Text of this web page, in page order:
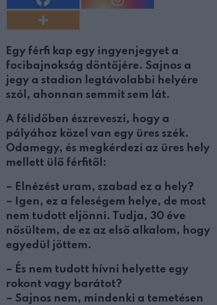
Egy férfi kap egy ingyenjegyet a
focibajnokság döntőjére. Sajnos a
jegy a stadion legtávolabbi helyére
szól, ahonnan semmit sem lát.
A félidőben észreveszi, hogy a
pályához közel van egy üres szék.
Odamegy, és megkérdezi az üres hely
mellett ülő férfitől:
– Elnézést uram, szabad ez a hely?
– Igen, ez a feleségem helye, de most
nem tudott eljönni. Tudja, 30 éve
nősültem, de ez az első alkalom, hogy
egyedül jöttem.
– És nem tudott hívni helyette egy
rokont vagy barátot?
– Sajnos nem, mindenki a temetésen